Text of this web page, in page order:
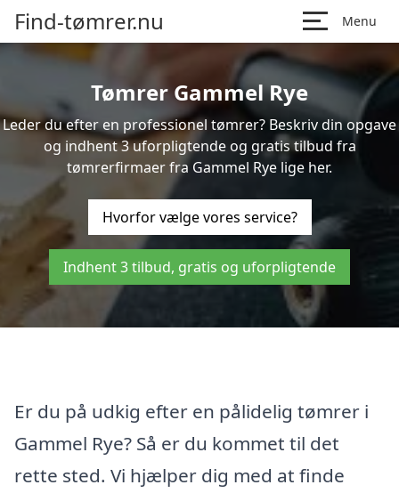
Find-tømrer.nu Menu
Tømrer Gammel Rye
Leder du efter en professionel tømrer? Beskriv din opgave
og indhent 3 uforpligtende og gratis tilbud fra
tømrerfirmaer fra Gammel Rye lige her.
Hvorfor vælge vores service?
Indhent 3 tilbud, gratis og uforpligtende
Er du på udkig efter en pålidelig tømrer i
Gammel Rye? Så er du kommet til det
rette sted. Vi hjælper dig med at finde